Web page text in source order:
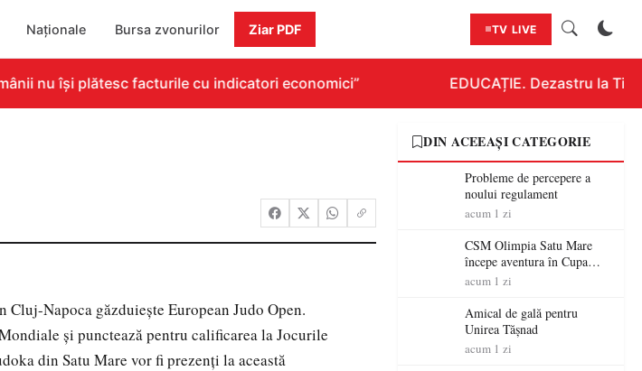
Naționale Bursa zvonurilor Ziar PDF TV LIVE
nu își plătesc facturile cu indicatori economici” EDUCAȚIE. Dezastru la
Napoca găzduieşte European Judo Open.
şi punctează pentru calificarea la Jocurile
din Satu Mare vor fi prezenţi la această
DIN ACEEAȘI CATEGORIE
Probleme de percepere a
noului regulament
acum 1 zi
CSM Olimpia Satu Mare
începe aventura în Cupa
României la Baia Mare
acum 1 zi
Amical de gală pentru
Unirea Tășnad
acum 1 zi